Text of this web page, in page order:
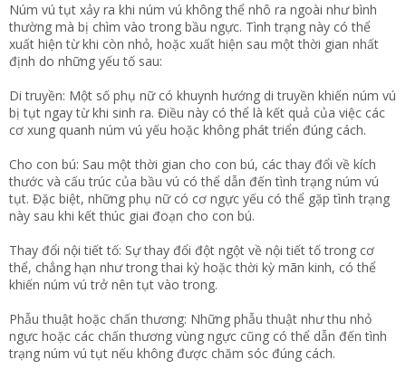
Núm vú tụt xảy ra khi núm vú không thể nhô ra ngoài như bình
thường mà bị chìm vào trong bầu ngực. Tình trạng này có thể
xuất hiện từ khi còn nhỏ, hoặc xuất hiện sau một thời gian nhất
định do những yếu tố sau:
Di truyền: Một số phụ nữ có khuynh hướng di truyền khiến núm vú
bị tụt ngay từ khi sinh ra. Điều này có thể là kết quả của việc các
cơ xung quanh núm vú yếu hoặc không phát triển đúng cách.
Cho con bú: Sau một thời gian cho con bú, các thay đổi về kích
thước và cấu trúc của bầu vú có thể dẫn đến tình trạng núm vú
tụt. Đặc biệt, những phụ nữ có cơ ngực yếu có thể gặp tình trạng
này sau khi kết thúc giai đoạn cho con bú.
Thay đổi nội tiết tố: Sự thay đổi đột ngột về nội tiết tố trong cơ
thể, chẳng hạn như trong thai kỳ hoặc thời kỳ mãn kinh, có thể
khiến núm vú trở nên tụt vào trong.
Phẫu thuật hoặc chấn thương: Những phẫu thuật như thu nhỏ
ngực hoặc các chấn thương vùng ngực cũng có thể dẫn đến tình
trạng núm vú tụt nếu không được chăm sóc đúng cách.